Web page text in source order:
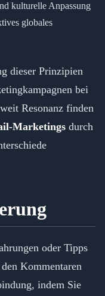
kulturelle Anpassung
globales
dieser Prinzipien
bei
Resonanz finden
Marketings durch
oder Tipps
Kommentaren
indem Sie